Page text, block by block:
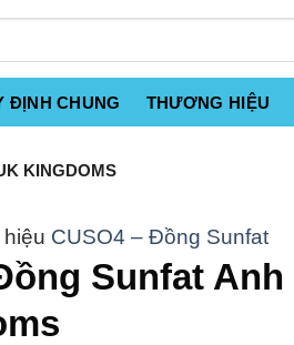
ĐỊNH CHUNG THƯƠNG HIỆU
KINGDOMS
CUSO4 – Đồng Sunfat
Sunfat Anh